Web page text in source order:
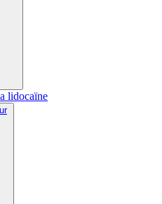
lidocaïne